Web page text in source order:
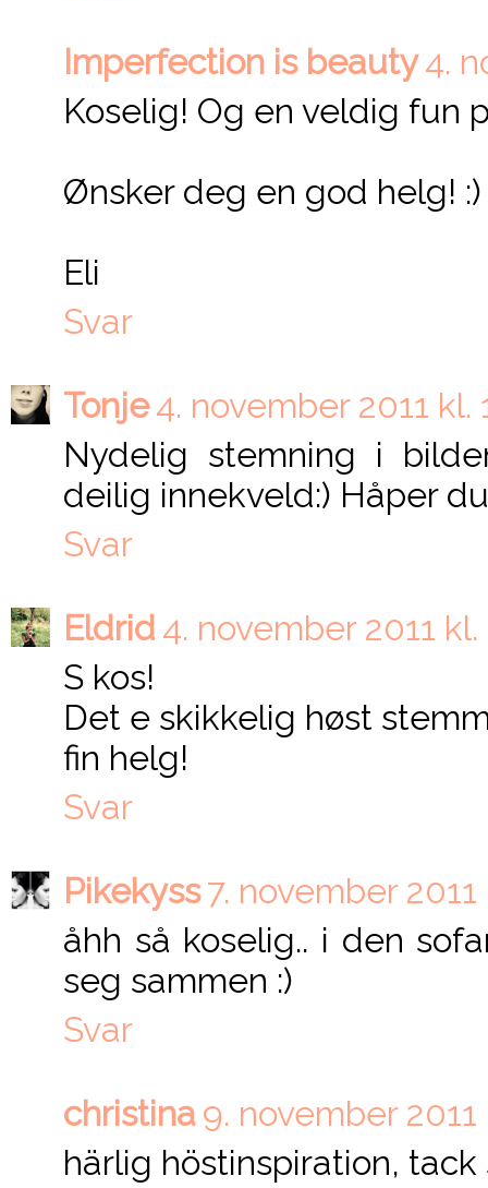
Imperfection is beauty4.
Koselig! Og en veldig fun
Ønsker deg en god helg! :)
Eli
Svar
Tonje4. november 2011 kl.
Nydelig stemning i
deilig innekveld:) Håper
Svar
Eldrid 4. november 2011 kl.
S kos!
Det e skikkelig høst
fin helg!
Svar
Pikekyss7. november 2011
åhh så koselig.. i den
seg sammen :)
Svar
christina9. november 2011
härlig höstinspiration, tack